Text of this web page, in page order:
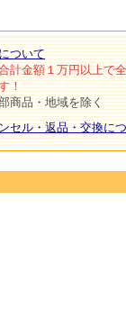
ついて
計金額１万円以上で
！
商品・地域を除く
セル・返品・交換に